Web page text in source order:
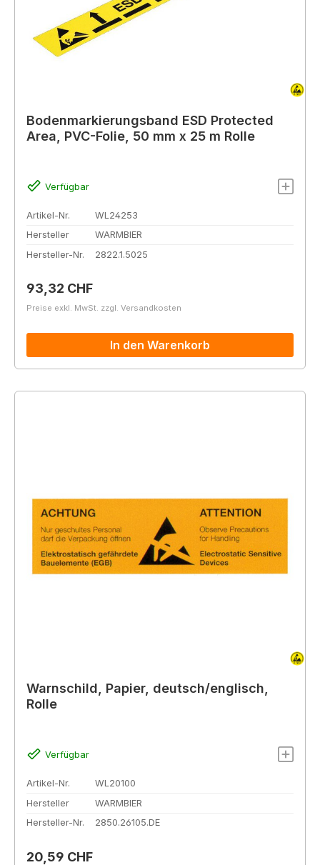
Bodenmarkierungsband ESD Protected
Area, PVC-Folie, 50 mm x 25 m Rolle
Verfügbar
Artikel-Nr.
WL24253
Hersteller
WARMBIER
Hersteller-Nr.
2822.1.5025
Regulärer Preis:
93,32 CHF
Preise exkl. MwSt. zzgl. Versandkosten
In den Warenkorb
Warnschild, Papier, deutsch/englisch,
Rolle
Verfügbar
Artikel-Nr.
WL20100
Hersteller
WARMBIER
Hersteller-Nr.
2850.26105.DE
Regulärer Preis:
20,59 CHF